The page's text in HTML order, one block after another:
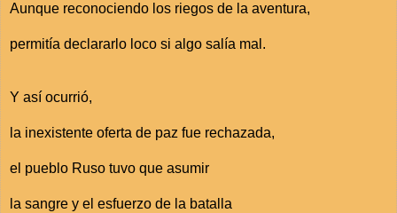
Aunque reconociendo los riegos de la aventura,
permitía declararlo loco si algo salía mal.
Y así ocurrió,
la inexistente oferta de paz fue rechazada,
el pueblo Ruso tuvo que asumir
la sangre y el esfuerzo de la batalla